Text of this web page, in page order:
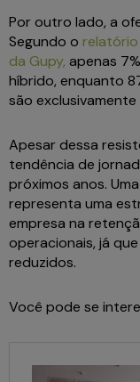
Por outro lado, a
Segundo o relatório
da Gupy, apenas
híbrido, enquanto
são
Apesar dessa
tendência de
próximos anos.
representa uma
empresa na
operacionais, já
reduzidos.
Você pode se